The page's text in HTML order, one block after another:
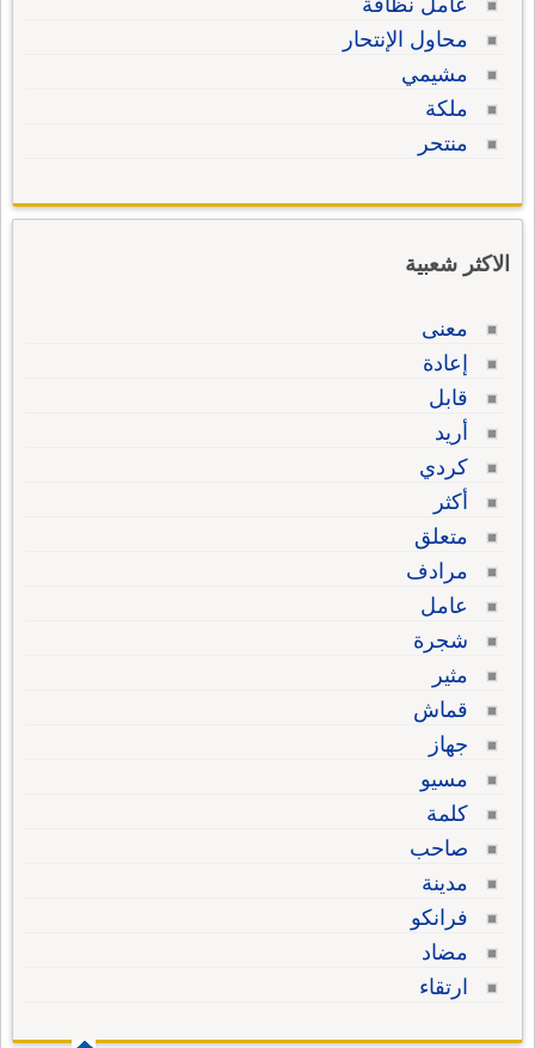
عامل نظافة
محاول الإنتحار
مشيمي
ملكة
منتحر
الاكثر شعبية
معنى
إعادة
قابل
أريد
كردي
أكثر
متعلق
مرادف
عامل
شجرة
مثير
قماش
جهاز
مسيو
كلمة
صاحب
مدينة
فرانكو
مضاد
ارتقاء